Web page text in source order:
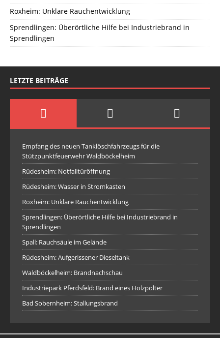
Roxheim: Unklare Rauchentwicklung
Sprendlingen: Überörtliche Hilfe bei Industriebrand in
Sprendlingen
LETZTE BEITRÄGE
Empfang des neuen Tanklöschfahrzeugs für die
Stützpunktfeuerwehr Waldböckelheim
Rüdesheim: Notfalltüröffnung
Rüdesheim: Wasser in Stromkasten
Roxheim: Unklare Rauchentwicklung
Sprendlingen: Überörtliche Hilfe bei Industriebrand in
Sprendlingen
Spall: Rauchsäule im Gelände
Rüdesheim: Aufgerissener Dieseltank
Waldböckelheim: Brandnachschau
Industriepark Pferdsfeld: Brand eines Holzpolter
Bad Sobernheim: Stallungsbrand